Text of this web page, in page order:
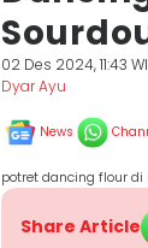
02 Des 2024, 11:43
Dyar Ayu
News
potret dancing flour
Share Article